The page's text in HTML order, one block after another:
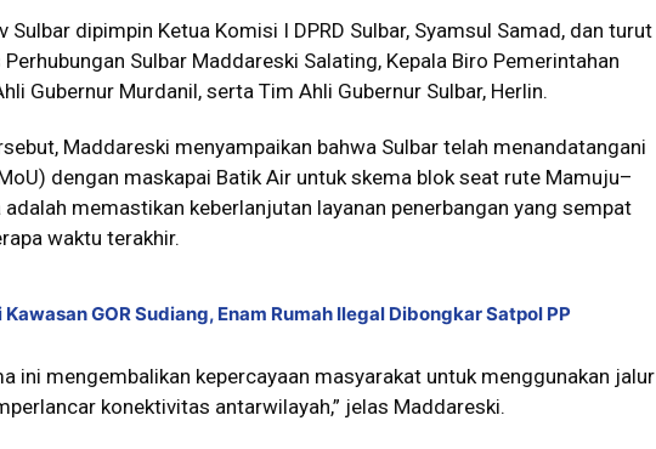
Sulbar dipimpin Ketua Komisi I DPRD Sulbar, Syamsul Samad, dan turut
Sulbar Maddareski Salating, Kepala Biro Pemerintahan
Gubernur Murdanil, serta Tim Ahli Gubernur Sulbar, Herlin.
Maddareski menyampaikan bahwa Sulbar telah menandatangani
dengan maskapai Batik Air untuk skema blok seat rute Mamuju–
adalah memastikan keberlanjutan layanan penerbangan yang sempat
waktu terakhir.
GOR Sudiang, Enam Rumah Ilegal Dibongkar Satpol PP
ini mengembalikan kepercayaan masyarakat untuk menggunakan jalur
konektivitas antarwilayah,” jelas Maddareski.